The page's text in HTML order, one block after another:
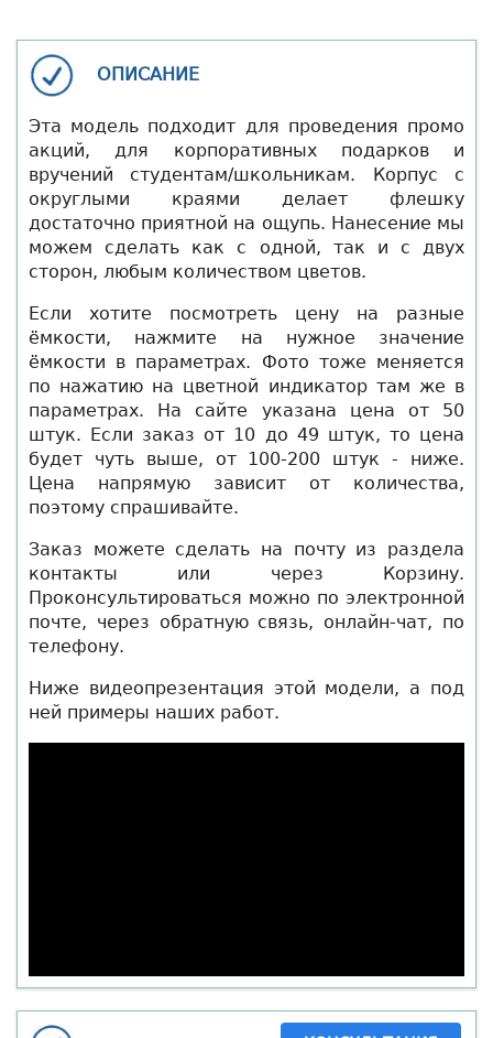
ОПИСАНИЕ
Эта модель подходит для проведения промо
акций, для корпоративных подарков и
вручений студентам/школьникам. Корпус с
округлыми краями делает флешку
достаточно приятной на ощупь. Нанесение мы
можем сделать как с одной, так и с двух
сторон, любым количеством цветов.
Если хотите посмотреть цену на разные
ёмкости, нажмите на нужное значение
ёмкости в параметрах. Фото тоже меняется
по нажатию на цветной индикатор там же в
параметрах. На сайте указана цена от 50
штук. Если заказ от 10 до 49 штук, то цена
будет чуть выше, от 100-200 штук - ниже.
Цена напрямую зависит от количества,
поэтому спрашивайте.
Заказ можете сделать на почту из раздела
контакты или через Корзину.
Проконсультироваться можно по электронной
почте, через обратную связь, онлайн-чат, по
телефону.
Ниже видеопрезентация этой модели, а под
ней примеры наших работ.